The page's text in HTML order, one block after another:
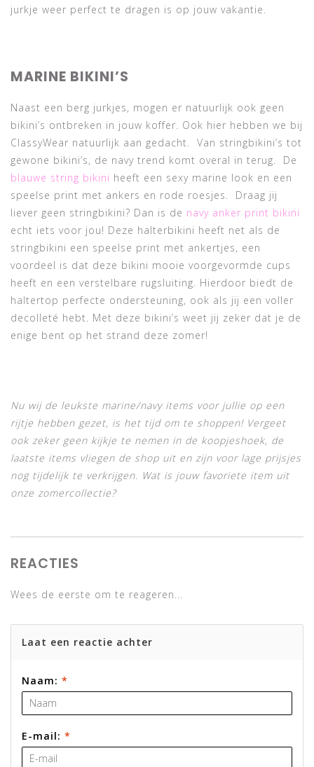
jurkje weer perfect te dragen is op jouw vakantie.
MARINE BIKINI’S
Naast een berg jurkjes, mogen er natuurlijk ook geen
bikini’s ontbreken in jouw koffer. Ook hier hebben we bij
ClassyWear natuurlijk aan gedacht. Van stringbikini’s tot
gewone bikini’s, de navy trend komt overal in terug. De
blauwe string bikini heeft een sexy marine look en een
speelse print met ankers en rode roesjes. Draag jij
liever geen stringbikini? Dan is de navy anker print bikini
echt iets voor jou! Deze halterbikini heeft net als de
stringbikini een speelse print met ankertjes, een
voordeel is dat deze bikini mooie voorgevormde cups
heeft en een verstelbare rugsluiting. Hierdoor biedt de
haltertop perfecte ondersteuning, ook als jij een voller
decolleté hebt. Met deze bikini’s weet jij zeker dat je de
enige bent op het strand deze zomer!
Nu wij de leukste marine/navy items voor jullie op een
rijtje hebben gezet, is het tijd om te shoppen! Vergeet
ook zeker geen kijkje te nemen in de koopjeshoek, de
laatste items vliegen de shop uit en zijn voor lage prijsjes
nog tijdelijk te verkrijgen. Wat is jouw favoriete item uit
onze zomercollectie?
REACTIES
Wees de eerste om te reageren...
Laat een reactie achter
Naam: *
E-mail: *